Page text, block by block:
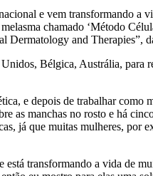
e vem transformando a
chamado ‘Método
Dermatology and Therapies”,
Bélgica, Austrália, para
e depois de trabalhar como
as manchas no rosto e há
já que muitas mulheres, por
transformando a vida de